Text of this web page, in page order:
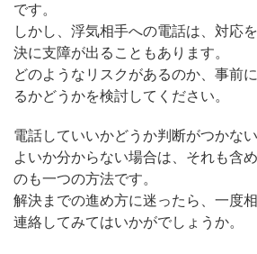
です。
しかし、浮気相手への電話は、対応
決に支障が出ることもあります。
どのようなリスクがあるのか、事前
るかどうかを検討してください。
電話していいかどうか判断がつかな
よいか分からない場合は、それも含
のも一つの方法です。
解決までの進め方に迷ったら、一度
連絡してみてはいかがでしょうか。